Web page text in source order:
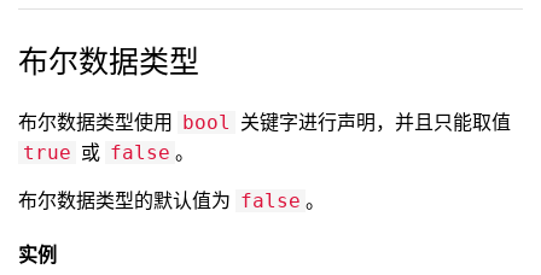
布尔数据类型
布尔数据类型使用 bool 关键字进行声明，并且只能取值
true 或 false 。
布尔数据类型的默认值为 false 。
实例